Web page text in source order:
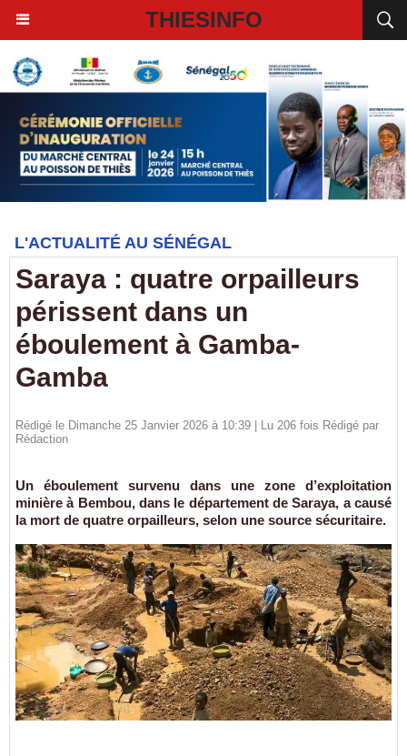
THIESINFO
L'ACTUALITÉ AU SÉNÉGAL
Saraya : quatre orpailleurs
périssent dans un
éboulement à Gamba-
Gamba
Rédigé le Dimanche 25 Janvier 2026 à 10:39 | Lu 206 fois Rédigé par
Rédaction
Un éboulement survenu dans une zone d’exploitation
minière à Bembou, dans le département de Saraya, a causé
la mort de quatre orpailleurs, selon une source sécuritaire.